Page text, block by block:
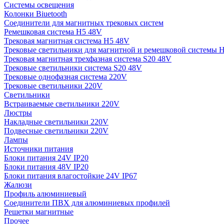
Системы освещения
Колонки Biuetooth
Соединители для магнитных трековых систем
Ремешковая система H5 48V
Трековая магнитная система H5 48V
Трековые светильники для магнитной и ремешковой системы
Трековая магнитная трехфазная система S20 48V
Трековые светильники система S20 48V
Трековые однофазная система 220V
Трековые светильники 220V
Светильники
Встраиваемые светильники 220V
Люстры
Накладные светильники 220V
Подвесные светильники 220V
Лампы
Источники питания
Блоки питания 24V IP20
Блоки питания 48V IP20
Блоки питания влагостойкие 24V IP67
Жалюзи
Профиль алюминиевый
Соединители ПВХ для алюминиевых профилей
Решетки магнитные
Прочее